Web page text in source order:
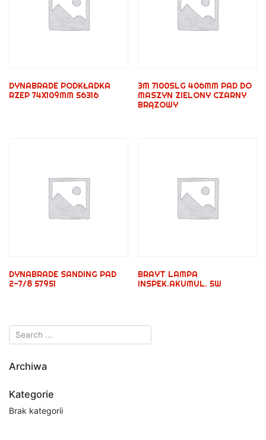
DYNABRADE PODKŁADKA
RZEP 74X109MM 56316
3M 7100SLG 406MM PAD DO
MASZYN ZIELONY CZARNY
BRĄZOWY
DYNABRADE SANDING PAD
2-7/8 57951
BRAYT LAMPA
INSPEK.AKUMUL. 5W
Archiwa
Kategorie
Brak kategorii